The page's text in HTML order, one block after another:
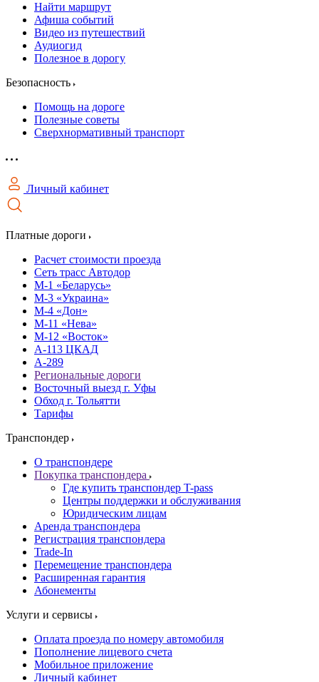
Найти маршрут
Афиша событий
Видео из путешествий
Аудиогид
Полезное в дорогу
Безопасность
Помощь на дороге
Полезные советы
Сверхнормативный транспорт
Личный кабинет
Платные дороги
Расчет стоимости проезда
Сеть трасс Автодор
М-1 «Беларусь»
М-3 «Украина»
М-4 «Дон»
М-11 «Нева»
М-12 «Восток»
А-113 ЦКАД
А-289
Региональные дороги
Восточный выезд г. Уфы
Обход г. Тольятти
Тарифы
Транспондер
О транспондере
Покупка транспондера
Где купить транспондер T-pass
Центры поддержки и обслуживания
Юридическим лицам
Аренда транспондера
Регистрация транспондера
Trade-In
Перемещение транспондера
Расширенная гарантия
Абонементы
Услуги и сервисы
Оплата проезда по номеру автомобиля
Пополнение лицевого счета
Мобильное приложение
Личный кабинет